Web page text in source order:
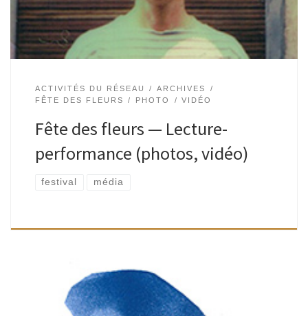
ACTIVITÉS DU RÉSEAU
ARCHIVES
FÊTE DES FLEURS
PHOTO VIDÉO
Fête des fleurs — Lecture-
performance (photos, vidéo)
festival média